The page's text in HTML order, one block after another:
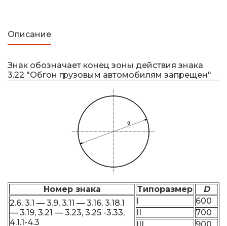
Описание
Знак обозначает конец зоны действия знака
3.22 "Обгон грузовым автомобилям запрещен"
Номер знака Типоразмер
D
2.6, 3.1 — 3.9, 3.11 — 3.16, 3.18.1
— 3.19, 3.21 — 3.23, 3.25 -3.33,
4.1.1-4.3
I
600
II
700